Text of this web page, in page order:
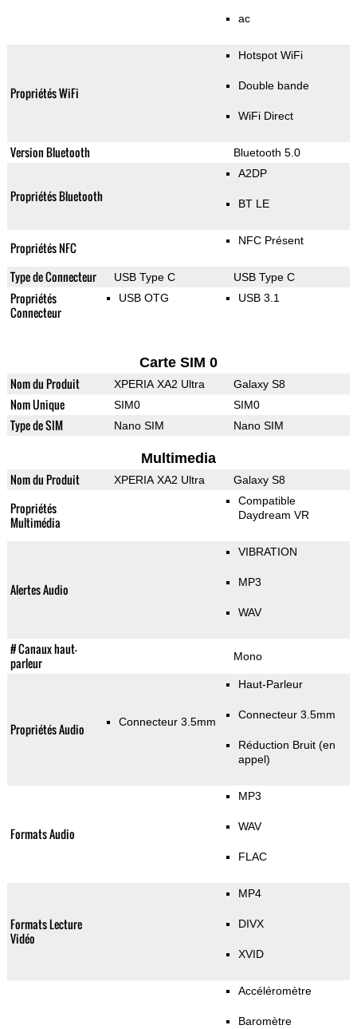
ac
Propriétés WiFi
Hotspot WiFi
Double bande
WiFi Direct
Version Bluetooth Bluetooth 5.0
Propriétés Bluetooth
A2DP
BT LE
Propriétés NFC NFC Présent
Type de Connecteur USB Type C USB Type C
Propriétés
Connecteur
USB OTG USB 3.1
Carte SIM 0
Nom du Produit XPERIA XA2 Ultra Galaxy S8
Nom Unique SIM0 SIM0
Type de SIM Nano SIM Nano SIM
Multimedia
Nom du Produit XPERIA XA2 Ultra Galaxy S8
Propriétés
Multimédia
Compatible
Daydream VR
Alertes Audio
VIBRATION
MP3
WAV
# Canaux haut-
parleur
Mono
Propriétés Audio Connecteur 3.5mm
Haut-Parleur
Connecteur 3.5mm
Réduction Bruit (en
appel)
Formats Audio
MP3
WAV
FLAC
Formats Lecture
Vidéo
MP4
DIVX
XVID
Accéléromètre
Baromètre